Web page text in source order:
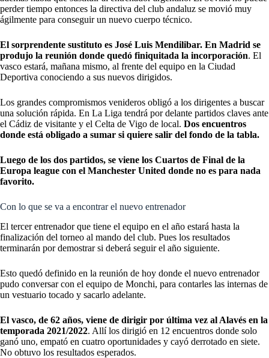
perder tiempo entonces la directiva del club andaluz se movió muy
ágilmente para conseguir un nuevo cuerpo técnico.
El sorprendente sustituto es José Luis Mendilibar. En Madrid se
produjo la reunión donde quedó finiquitada la incorporación. El
vasco estará, mañana mismo, al frente del equipo en la Ciudad
Deportiva conociendo a sus nuevos dirigidos.
Los grandes compromismos venideros obligó a los dirigentes a buscar
una solución rápida. En La Liga tendrá por delante partidos claves ante
el Cádiz de visitante y el Celta de Vigo de local. Dos encuentros
donde está obligado a sumar si quiere salir del fondo de la tabla.
Luego de los dos partidos, se viene los Cuartos de Final de la
Europa league con el Manchester United donde no es para nada
favorito.
Con lo que se va a encontrar el nuevo entrenador
El tercer entrenador que tiene el equipo en el año estará hasta la
finalización del torneo al mando del club. Pues los resultados
terminarán por demostrar si deberá seguir el año siguiente.
Esto quedó definido en la reunión de hoy donde el nuevo entrenador
pudo conversar con el equipo de Monchi, para contarles las internas de
un vestuario tocado y sacarlo adelante.
El vasco, de 62 años, viene de dirigir por última vez al Alavés en la
temporada 2021/2022. Allí los dirigió en 12 encuentros donde solo
ganó uno, empató en cuatro oportunidades y cayó derrotado en siete.
No obtuvo los resultados esperados.